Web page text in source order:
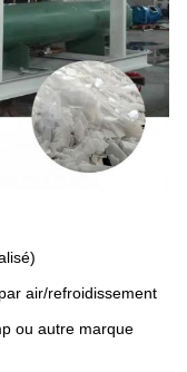
air/refroidissement
ou autre marque